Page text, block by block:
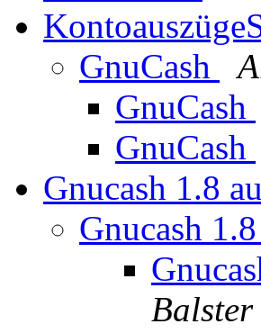
GnuCash
GnuCash
GnuCash
Gnucash 1.8
Gnucash
Balster